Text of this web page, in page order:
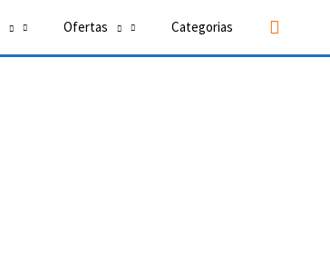
Ofertas Categorias Buscar